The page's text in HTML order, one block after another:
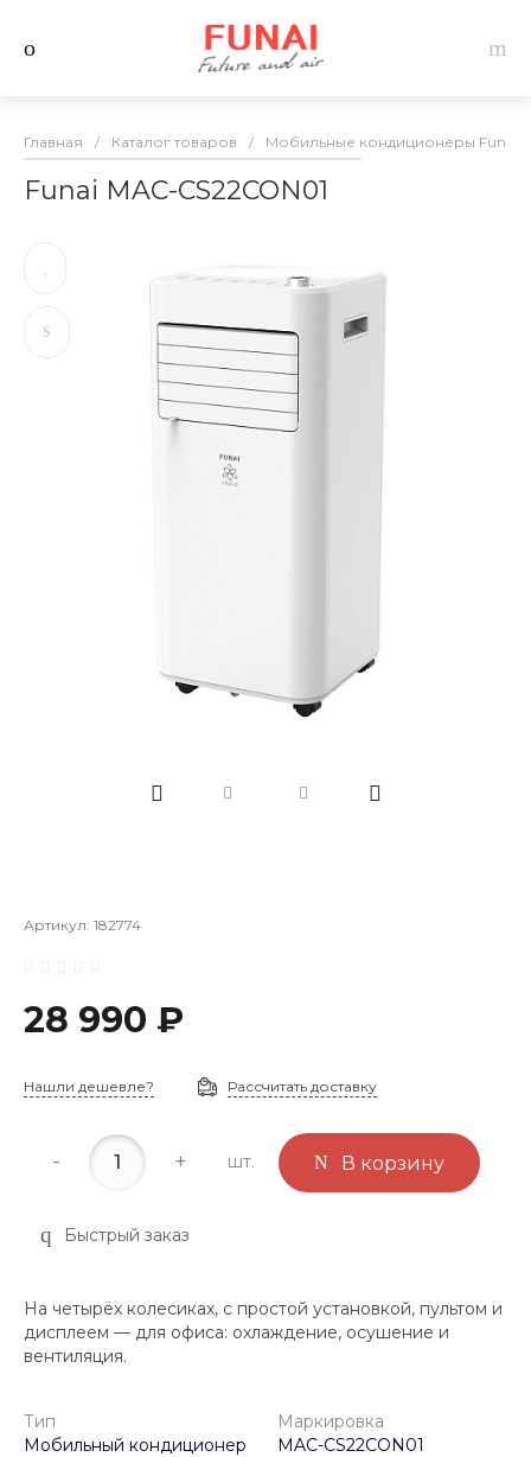
Главная / Каталог товаров / Мобильные кондиционеры Funai
Funai MAC-CS22CON01
Артикул: 182774
28 990 ₽
Нашли дешевле? Рассчитать доставку
- + шт. В корзину
Быстрый заказ
На четырёх колесиках, с простой установкой, пультом и
дисплеем — для офиса: охлаждение, осушение и
вентиляция.
Тип
Мобильный кондиционер
Маркировка
MAC-CS22CON01